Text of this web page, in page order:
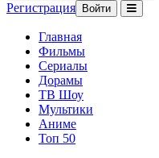
Регистрация Войти
Главная
Фильмы
Сериалы
Дорамы
ТВ Шоу
Мультики
Аниме
Топ 50